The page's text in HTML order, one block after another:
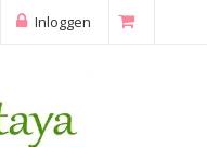
Inloggen